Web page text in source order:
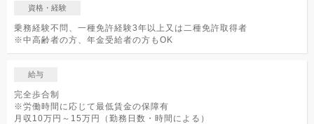
資格・経験
乗務経験不問、一種免許経験3年以上又は二種免許取得者
※中高齢者の方、年金受給者の方もOK
給与
完全歩合制
※労働時間に応じて最低賃金の保障有
月収10万円～15万円（勤務日数・時間による）